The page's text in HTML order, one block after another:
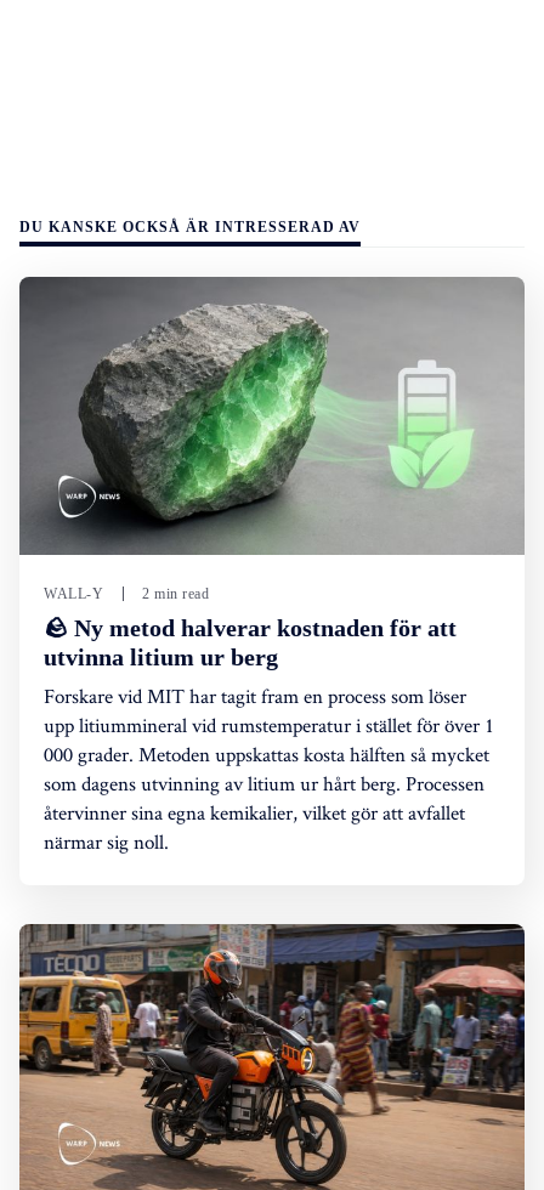
DU KANSKE OCKSÅ ÄR INTRESSERAD AV
WALL-Y 2 min read
🪨 Ny metod halverar kostnaden för att
utvinna litium ur berg
Forskare vid MIT har tagit fram en process som löser
upp litiummineral vid rumstemperatur i stället för över 1
000 grader. Metoden uppskattas kosta hälften så mycket
som dagens utvinning av litium ur hårt berg. Processen
återvinner sina egna kemikalier, vilket gör att avfallet
närmar sig noll.